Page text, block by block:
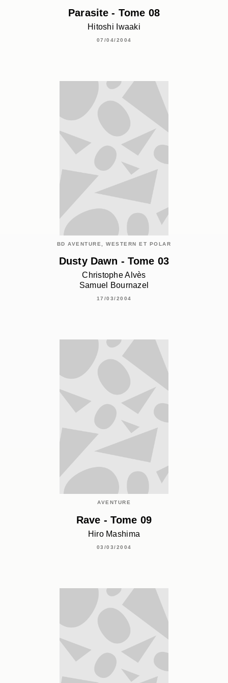
Parasite - Tome 08
Hitoshi Iwaaki
07/04/2004
BD AVENTURE, WESTERN ET POLAR
Dusty Dawn - Tome 03
Christophe Alvès
Samuel Bournazel
17/03/2004
AVENTURE
Rave - Tome 09
Hiro Mashima
03/03/2004